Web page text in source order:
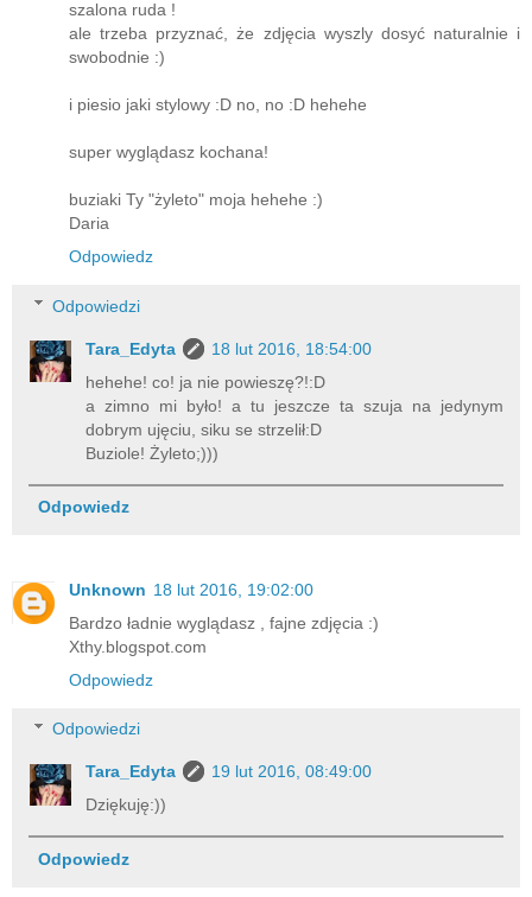
szalona ruda !
ale trzeba przyznać, że zdjęcia wyszly dosyć naturalnie i
swobodnie :)
i piesio jaki stylowy :D no, no :D hehehe
super wyglądasz kochana!
buziaki Ty "żyleto" moja hehehe :)
Daria
Odpowiedz
Odpowiedzi
Tara_Edyta
18 lut 2016, 18:54:00
hehehe! co! ja nie powieszę?!:D
a zimno mi było! a tu jeszcze ta szuja na jedynym
dobrym ujęciu, siku se strzelił:D
Buziole! Żyleto;)))
Odpowiedz
Unknown 18 lut 2016, 19:02:00
Bardzo ładnie wyglądasz , fajne zdjęcia :)
Xthy.blogspot.com
Odpowiedz
Odpowiedzi
Tara_Edyta
19 lut 2016, 08:49:00
Dziękuję:))
Odpowiedz